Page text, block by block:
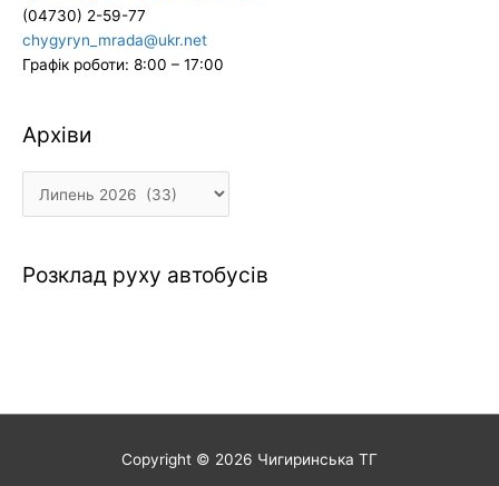
(04730) 2-59-77
chygyryn_mrada@ukr.net
Графік роботи: 8:00 – 17:00
Архіви
Архіви
Розклад руху автобусів
Copyright © 2026 Чигиринська ТГ